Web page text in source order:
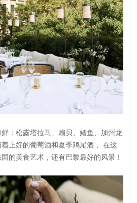
：松露塔拉马、扇贝、鳕鱼、加州龙
上好的葡萄酒和夏季鸡尾酒， 在这
的美食艺术，还有巴黎最好的风景！